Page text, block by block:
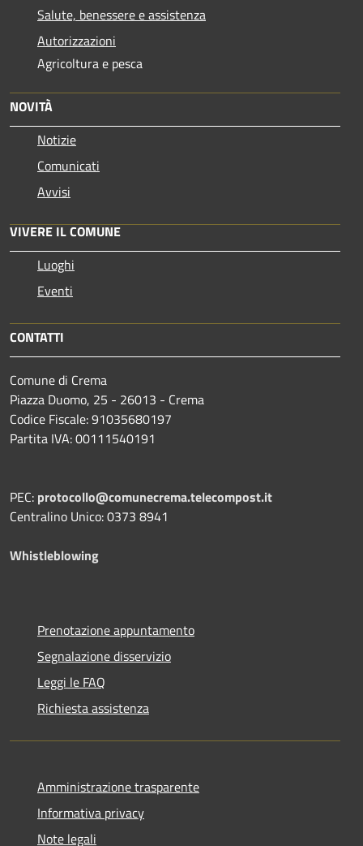
Salute, benessere e assistenza
Autorizzazioni
Agricoltura e pesca
NOVITÀ
Notizie
Comunicati
Avvisi
VIVERE IL COMUNE
Luoghi
Eventi
CONTATTI
Comune di Crema
Piazza Duomo, 25 - 26013 - Crema
Codice Fiscale: 91035680197
Partita IVA: 00111540191
PEC: protocollo@comunecrema.telecompost.it
Centralino Unico: 0373 8941
Whistleblowing
Prenotazione appuntamento
Segnalazione disservizio
Leggi le FAQ
Richiesta assistenza
Amministrazione trasparente
Informativa privacy
Note legali